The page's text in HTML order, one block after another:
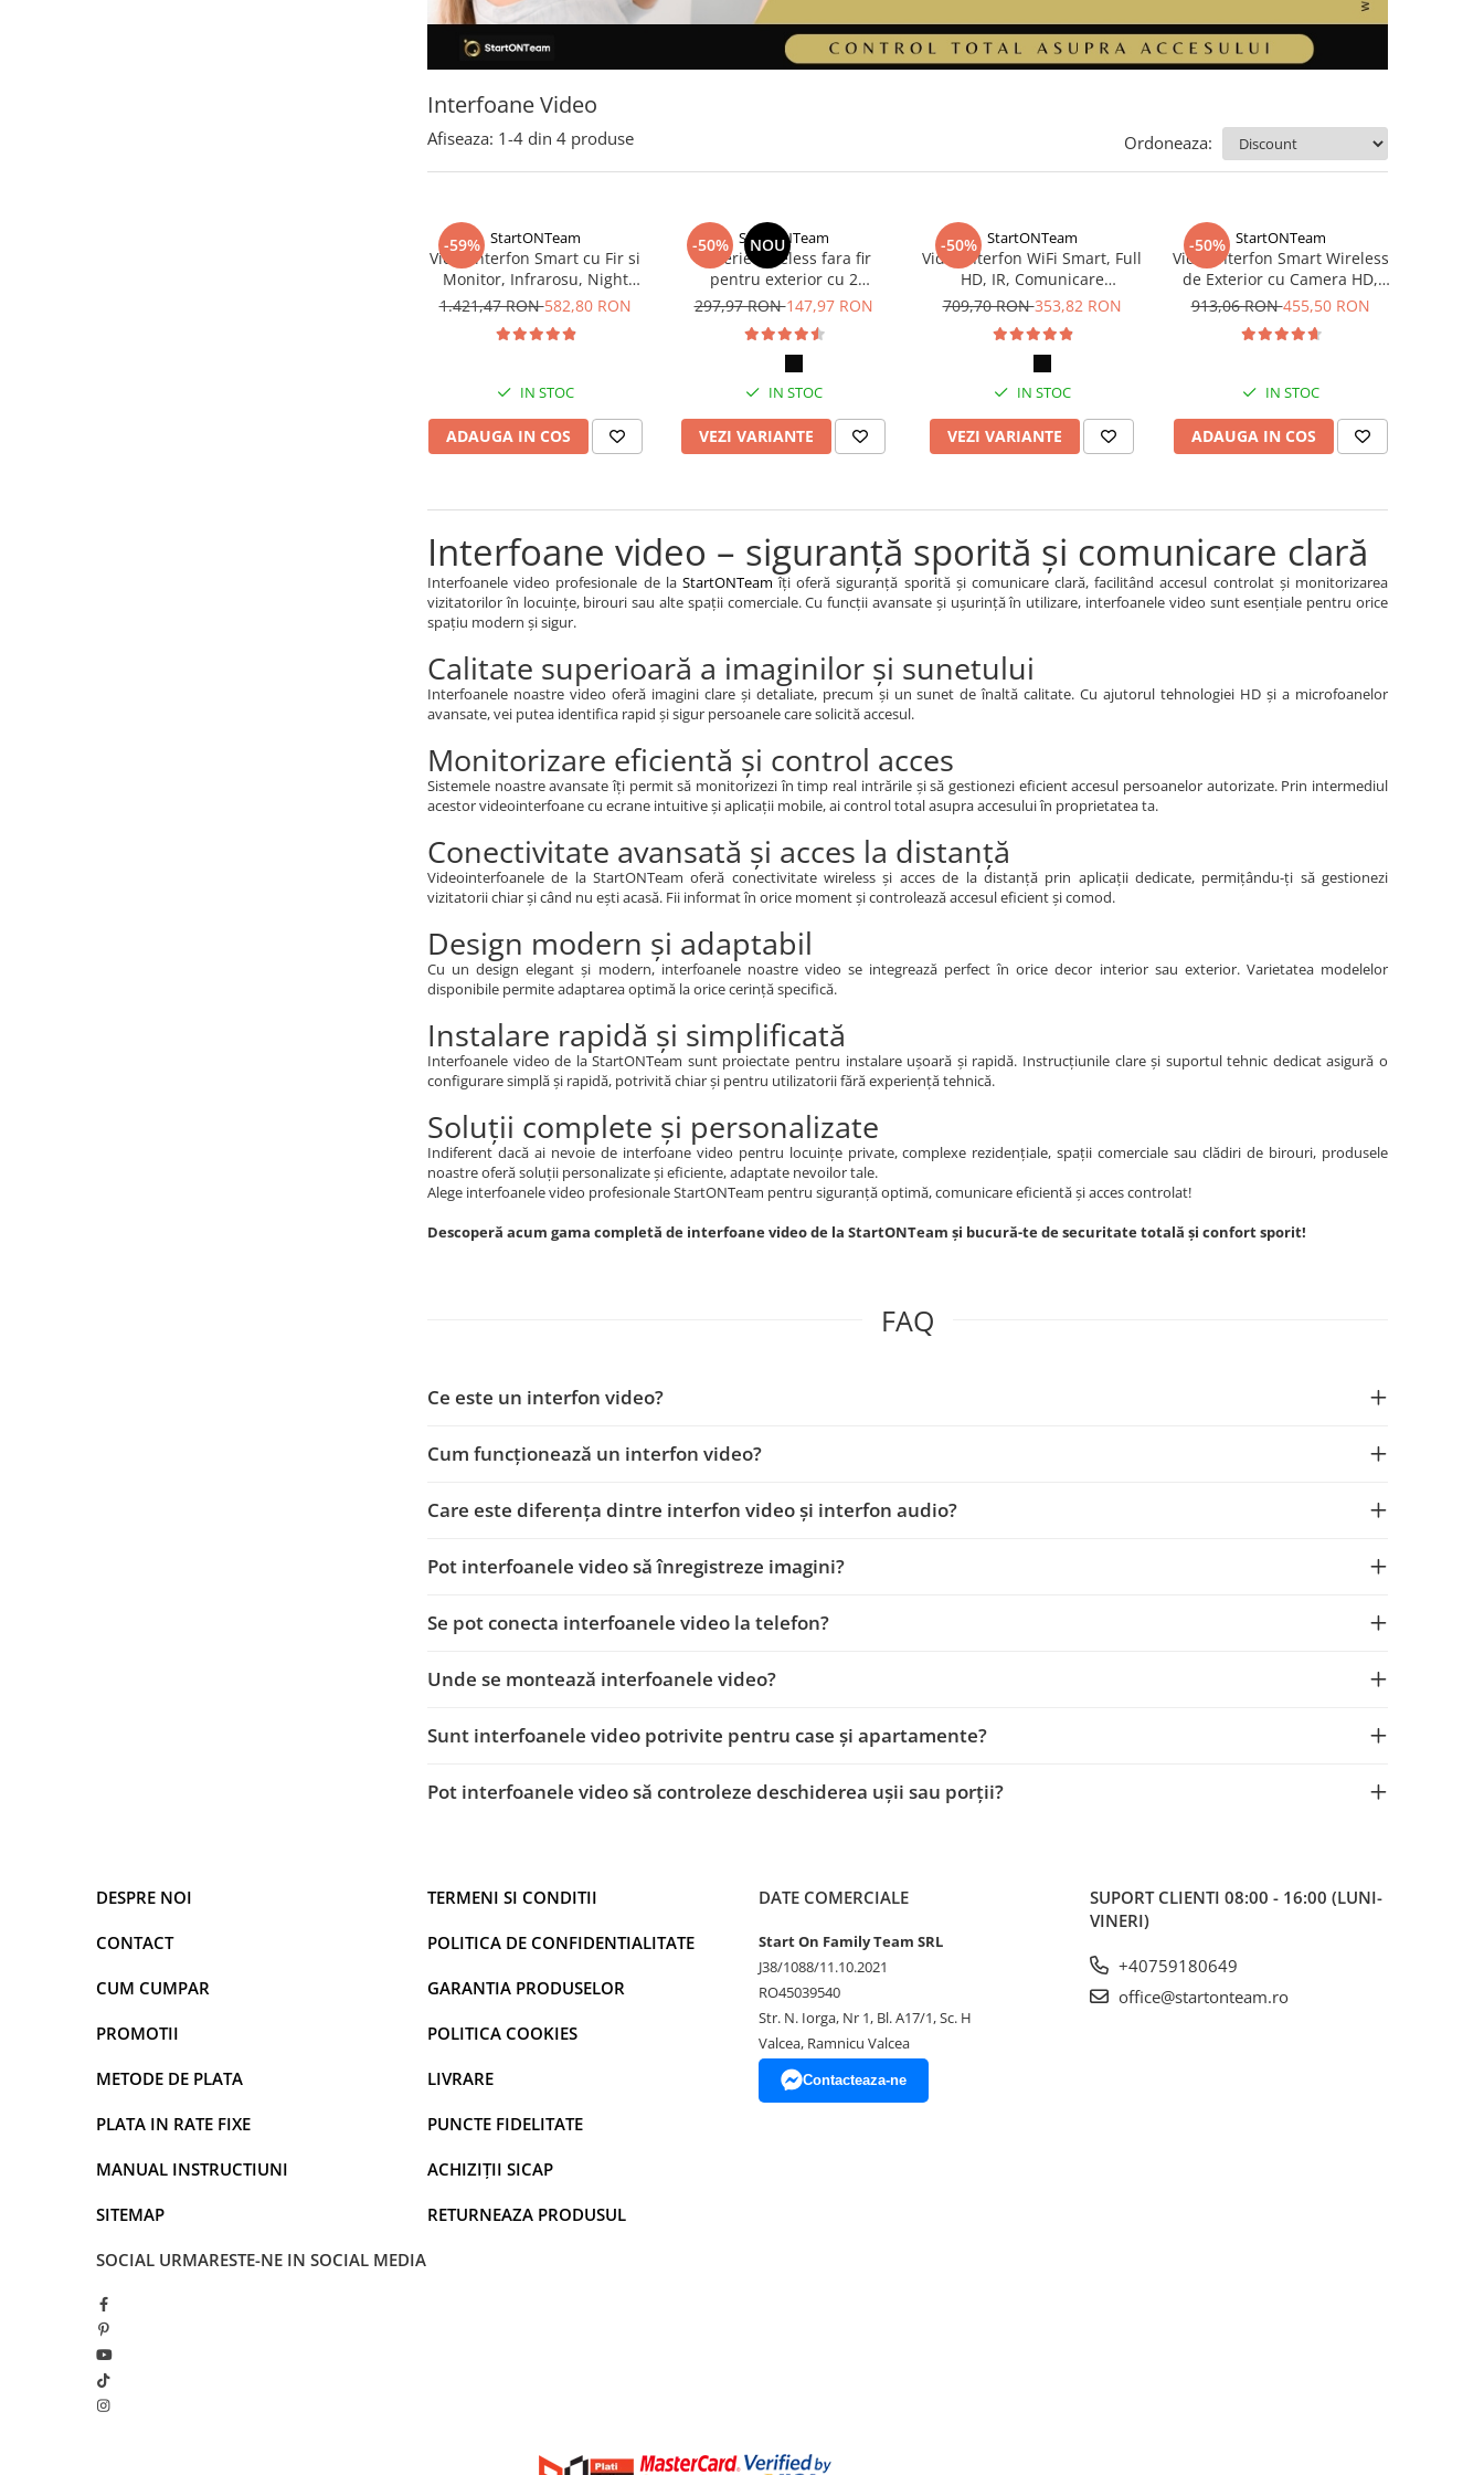
Interfoane Video
Afiseaza: 1-4 din 4 produse Ordoneaza:
-59% StartONTeam
Videointerfon Smart cu Fir si
Monitor, Infrarosu, Night
Vision, Comunicare
1.421,47 RON582,80 RON
IN STOC
ADAUGA IN COS
-50% NOU
StartONTeam
Sonerie wireless fara fir
pentru exterior cu 2
receptoare, 5 Nivele de
300m
297,97 RON147,97 RON
IN STOC
VEZI VARIANTE
-50% StartONTeam
Videointerfon WiFi Smart, Full
HD, IR, Comunicare
Bidirectionala, Senzor de
709,70 RON353,82 RON
IN STOC
VEZI VARIANTE
-50% StartONTeam
Videointerfon Smart Wireless
de Exterior cu Camera HD,
Senzor Miscare, Night Vision
913,06 RON455,50 RON
IN STOC
ADAUGA IN COS
Interfoane video – siguranță sporită și comunicare clară
Interfoanele video profesionale de la StartONTeam îți oferă siguranță sporită și comunicare clară, facilitând accesul controlat și monitorizarea
vizitatorilor în locuințe, birouri sau alte spații comerciale. Cu funcții avansate și ușurință în utilizare, interfoanele video sunt esențiale pentru orice
spațiu modern și sigur.
Calitate superioară a imaginilor și sunetului
Interfoanele noastre video oferă imagini clare și detaliate, precum și un sunet de înaltă calitate. Cu ajutorul tehnologiei HD și a microfoanelor
avansate, vei putea identifica rapid și sigur persoanele care solicită accesul.
Monitorizare eficientă și control acces
Sistemele noastre avansate îți permit să monitorizezi în timp real intrările și să gestionezi eficient accesul persoanelor autorizate. Prin intermediul
acestor videointerfoane cu ecrane intuitive și aplicații mobile, ai control total asupra accesului în proprietatea ta.
Conectivitate avansată și acces la distanță
Videointerfoanele de la StartONTeam oferă conectivitate wireless și acces de la distanță prin aplicații dedicate, permițându-ți să gestionezi
vizitatorii chiar și când nu ești acasă. Fii informat în orice moment și controlează accesul eficient și comod.
Design modern și adaptabil
Cu un design elegant și modern, interfoanele noastre video se integrează perfect în orice decor interior sau exterior. Varietatea modelelor
disponibile permite adaptarea optimă la orice cerință specifică.
Instalare rapidă și simplificată
Interfoanele video de la StartONTeam sunt proiectate pentru instalare ușoară și rapidă. Instrucțiunile clare și suportul tehnic dedicat asigură o
configurare simplă și rapidă, potrivită chiar și pentru utilizatorii fără experiență tehnică.
Soluții complete și personalizate
Indiferent dacă ai nevoie de interfoane video pentru locuințe private, complexe rezidențiale, spații comerciale sau clădiri de birouri, produsele
noastre oferă soluții personalizate și eficiente, adaptate nevoilor tale.
Alege interfoanele video profesionale StartONTeam pentru siguranță optimă, comunicare eficientă și acces controlat!
Descoperă acum gama completă de interfoane video de la StartONTeam și bucură-te de securitate totală și confort sporit!
FAQ
Ce este un interfon video?
Cum funcționează un interfon video?
Care este diferența dintre interfon video și interfon audio?
Pot interfoanele video să înregistreze imagini?
Se pot conecta interfoanele video la telefon?
Unde se montează interfoanele video?
Sunt interfoanele video potrivite pentru case și apartamente?
Pot interfoanele video să controleze deschiderea ușii sau porții?
DESPRE NOI
CONTACT
CUM CUMPAR
PROMOTII
METODE DE PLATA
PLATA IN RATE FIXE
MANUAL INSTRUCTIUNI
SITEMAP
TERMENI SI CONDITII
POLITICA DE CONFIDENTIALITATE
GARANTIA PRODUSELOR
POLITICA COOKIES
LIVRARE
PUNCTE FIDELITATE
ACHIZIȚII SICAP
RETURNEAZA PRODUSUL
DATE COMERCIALE
Start On Family Team SRL
J38/1088/11.10.2021
RO45039540
Str. N. Iorga, Nr 1, Bl. A17/1, Sc. H
Valcea, Ramnicu Valcea
Contacteaza-ne
SUPORT CLIENTI 08:00 - 16:00 (LUNI-
VINERI)
+40759180649
office@startonteam.ro
SOCIAL URMARESTE-NE IN SOCIAL MEDIA